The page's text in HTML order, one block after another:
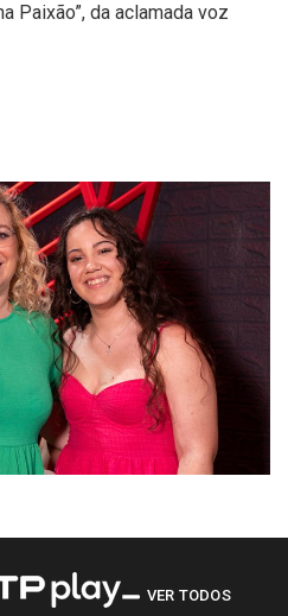
Paixão”, da aclamada voz
VER TODOS